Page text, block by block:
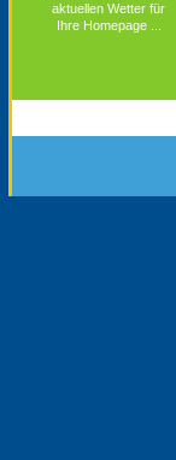
aktuellen Wetter für
Ihre Homepage ...